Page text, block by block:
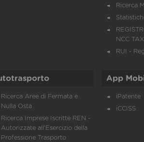
Ricerca
NCC
RUI -
Ricerca Aree di Fermata e
Nulla Osta
Ricerca Imprese Iscritte REN -
Autorizzate all'Esercizio della
Professione Trasporto
App
iPatente
iCCISS